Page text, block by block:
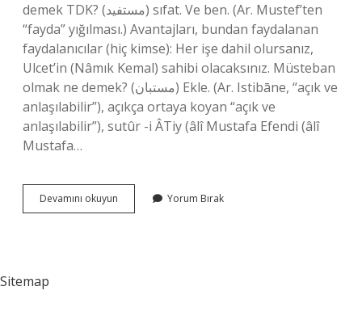
demek TDK? (ﻣﺴﺘﻔﻴﺪ) sıfat. Ve ben. (Ar. Mustef’ten
“fayda” yığılması.) Avantajları, bundan faydalanan
faydalanıcılar (hiç kimse): Her işe dahil olursanız,
Ulcet’in (Nâmık Kemal) sahibi olacaksınız. Müsteban
olmak ne demek? (ﻣﺴﺘﺒﺎﻥ) Ekle. (Ar. Istibāne, “açık ve
anlaşılabilir”), açıkça ortaya koyan “açık ve
anlaşılabilir”), sutûr -i ÂTiy (âlî Mustafa Efendi (âlî
Mustafa…
Devamını okuyun Müstetir
Olmak
Yorum Bırak
Sitemap